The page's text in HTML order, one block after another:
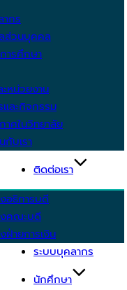
กร
ส่วนบุคคล
ารศึกษา
หน่วยงาน
และกิจกรรม
าศในวิทยาลัย
กับเรา
ติดต่อเรา
อธิการบดี
คณะบดี
ฝ่ายการเงิน
ระบบบุคลากร
นักศึกษา